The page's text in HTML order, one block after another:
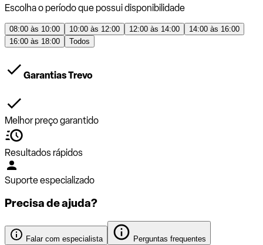
Escolha o período que possui disponibilidade
08:00 às 10:00 10:00 às 12:00 12:00 às 14:00
14:00 às 16:00
16:00 às 18:00
Todos
Garantias Trevo
Melhor preço garantido
Resultados rápidos
Suporte especializado
Precisa de ajuda?
Falar com especialista Perguntas frequentes